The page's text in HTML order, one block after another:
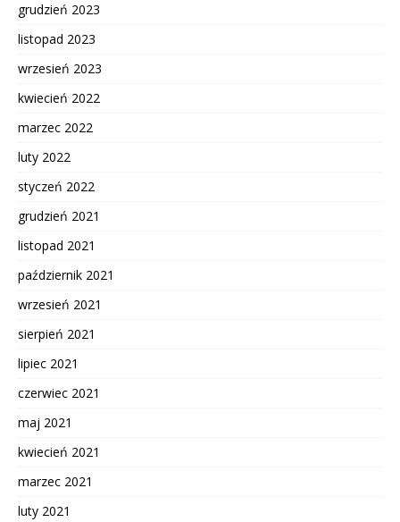
grudzień 2023
listopad 2023
wrzesień 2023
kwiecień 2022
marzec 2022
luty 2022
styczeń 2022
grudzień 2021
listopad 2021
październik 2021
wrzesień 2021
sierpień 2021
lipiec 2021
czerwiec 2021
maj 2021
kwiecień 2021
marzec 2021
luty 2021